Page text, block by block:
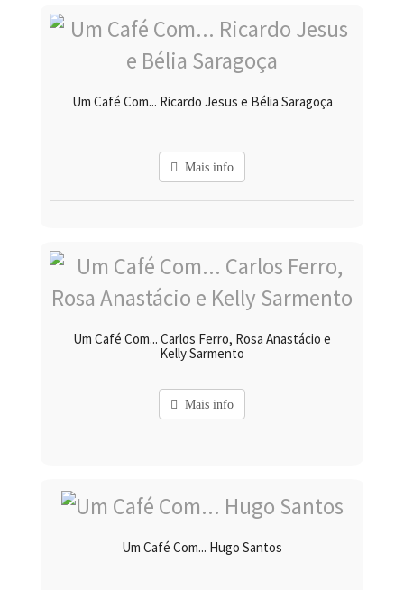
Um Café Com... Ricardo Jesus e Bélia Saragoça
Mais info
Um Café Com... Carlos Ferro, Rosa Anastácio e
Kelly Sarmento
Mais info
Um Café Com... Hugo Santos